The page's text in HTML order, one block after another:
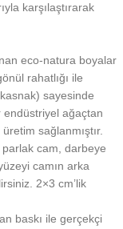
karşılaştırarak
eco-natura boyalar
rahatlığı ile
sayesinde
endüstriyel ağaçtan
sağlanmıştır.
cam, darbeye
camın arka
2×3 cm’lik
baskı ile gerçekçi